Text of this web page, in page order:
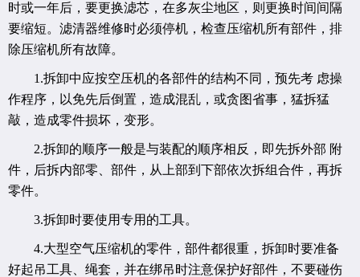
时或一年后，要更换滤芯，在多灰尘地区，则更换时间间隔
要缩短。滤清器维修时必须停机，检查压缩机所有部件，排
除压缩机所有故障。
1.拆卸中应按空压机的各部件的结构不同，预先考 虑操
作程序，以免先后倒置，造成混乱，或贪图省事，猛拆猛
敲，造成零件损坏，变形。
2.拆卸的顺序一般是与装配的顺序相反，即先拆外部 附
件，后拆内部零、部件，从上部到下部依次拆组合件，再拆
零件。
3.拆卸时要使用专用的工具。
4.大型空气压缩机的零件，部件都很重，拆卸时要准备
好起吊工具、绳套，并在绑吊时注意保护好部件，不要碰伤